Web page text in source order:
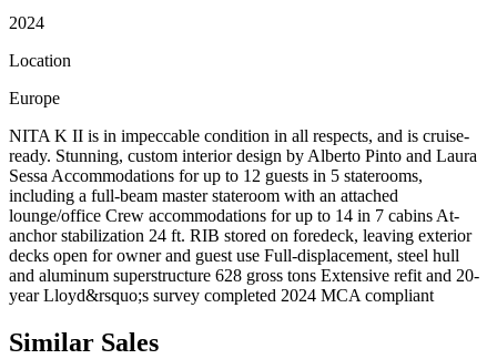
2024
Location
Europe
NITA K II is in impeccable condition in all respects, and is cruise-
ready. Stunning, custom interior design by Alberto Pinto and Laura
Sessa Accommodations for up to 12 guests in 5 staterooms,
including a full-beam master stateroom with an attached
lounge/office Crew accommodations for up to 14 in 7 cabins At-
anchor stabilization 24 ft. RIB stored on foredeck, leaving exterior
decks open for owner and guest use Full-displacement, steel hull
and aluminum superstructure 628 gross tons Extensive refit and 20-
year Lloyd&rsquo;s survey completed 2024 MCA compliant
Similar Sales